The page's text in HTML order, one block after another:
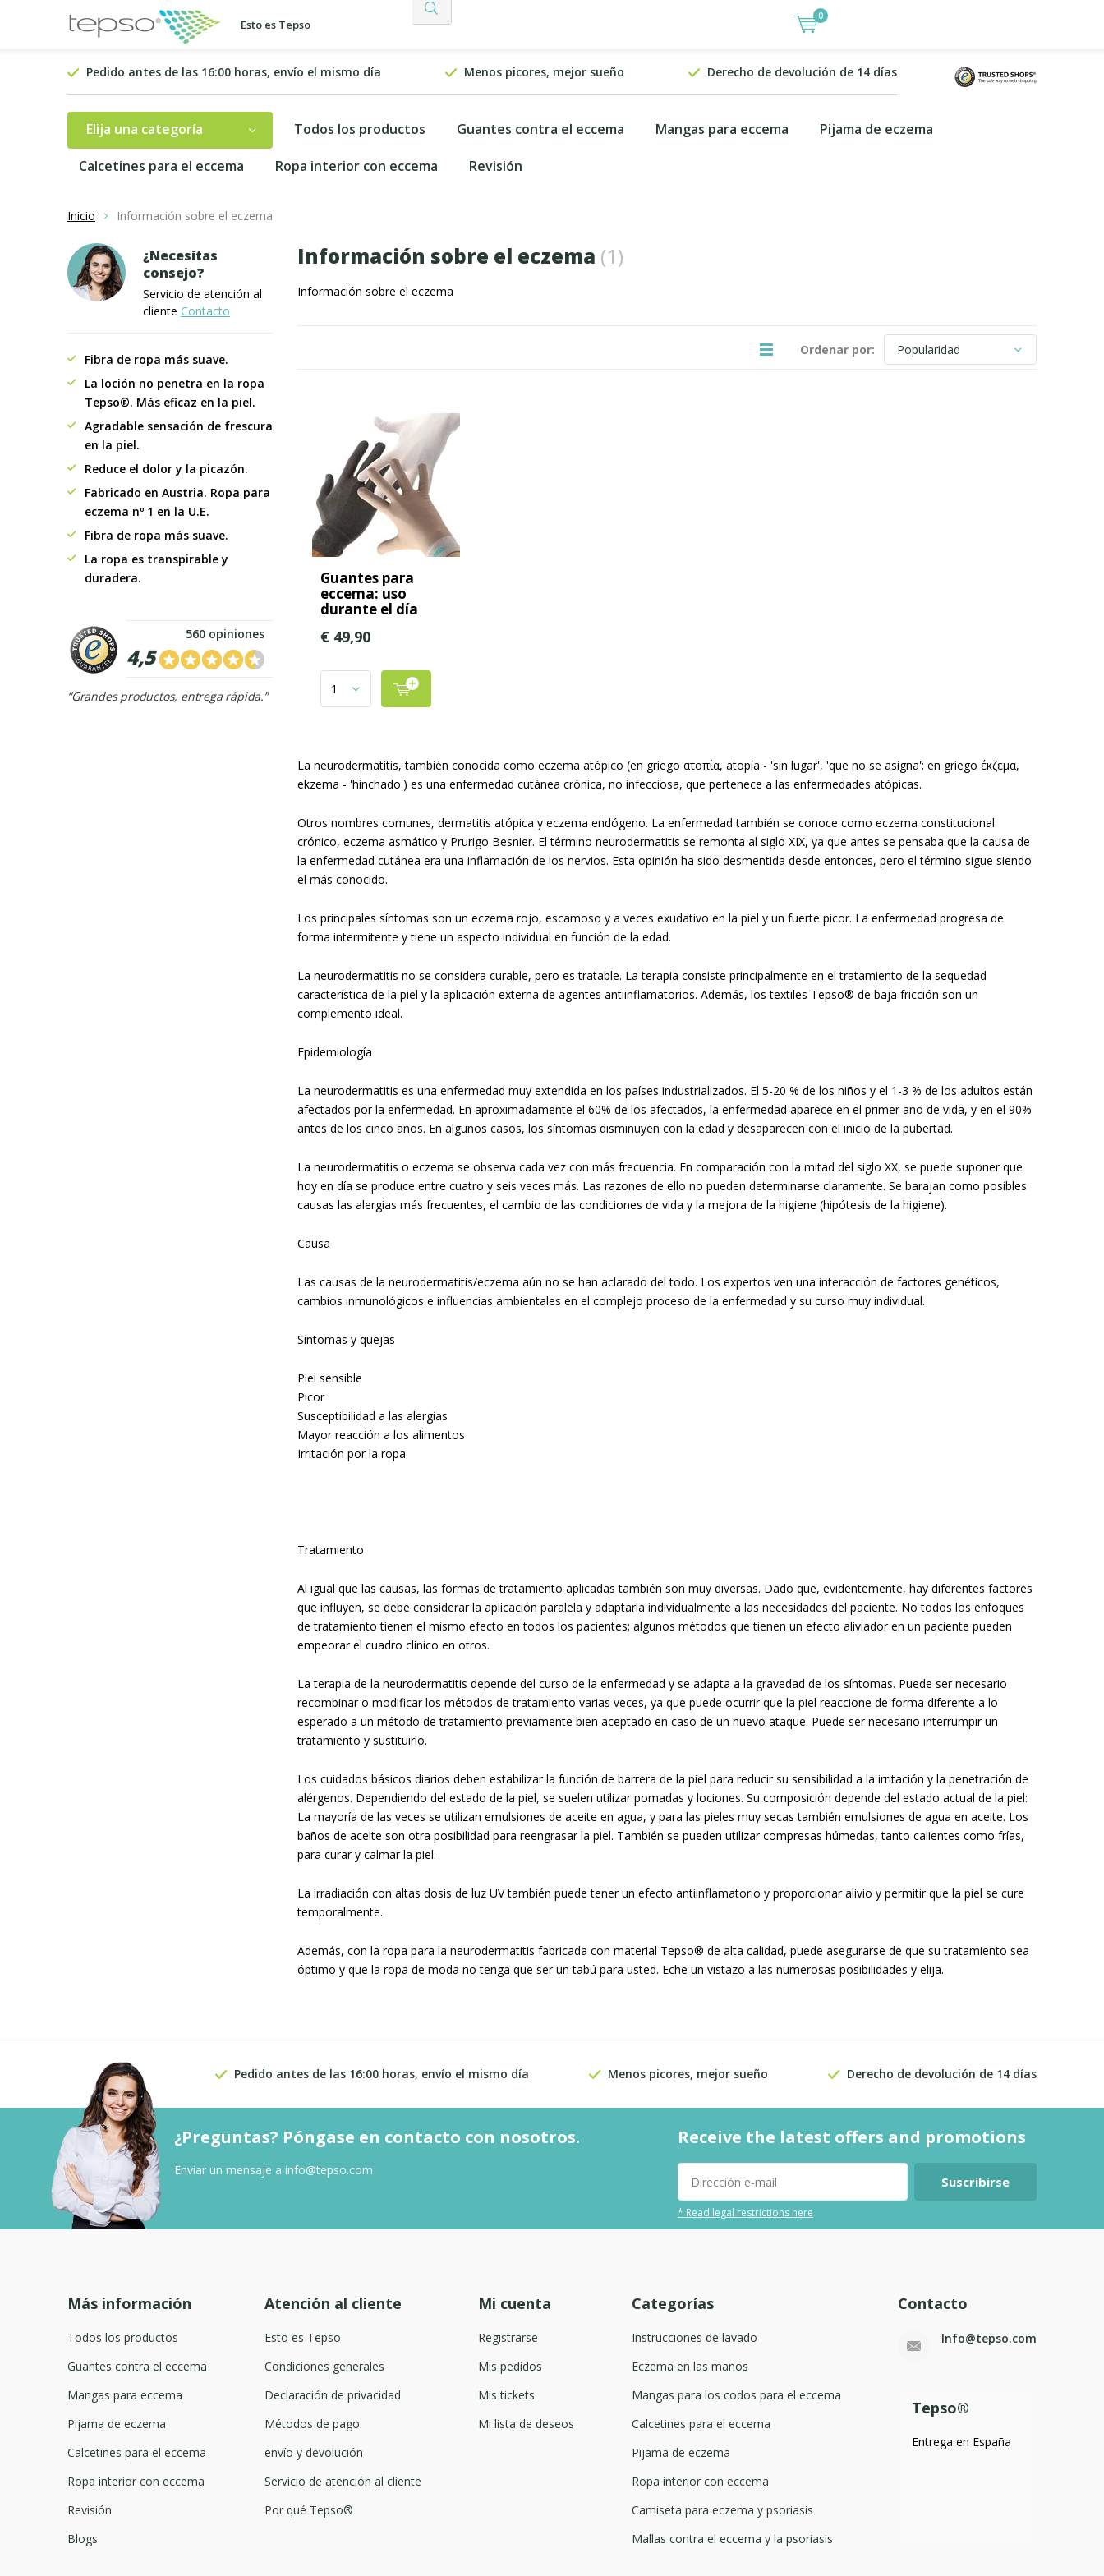
Esto es Tepso
0
Pedido antes de las 16:00 horas, envío el mismo día Menos picores, mejor sueño Derecho de devolución de 14 días
Elija una categoría Todos los productos Guantes contra el eccema Mangas para eccema Pijama de eczema
Calcetines para el eccema Ropa interior con eccema Revisión
Inicio Información sobre el eczema
Información sobre el eczema (1)
Información sobre el eczema
Ordenar por:
Guantes para
eccema: uso
durante el día
€ 49,90
La neurodermatitis, también conocida como eczema atópico (en griego ατοπία, atopía - 'sin lugar', 'que no se asigna'; en griego έκζεμα,
ekzema - 'hinchado') es una enfermedad cutánea crónica, no infecciosa, que pertenece a las enfermedades atópicas.
Otros nombres comunes, dermatitis atópica y eczema endógeno. La enfermedad también se conoce como eczema constitucional
crónico, eczema asmático y Prurigo Besnier. El término neurodermatitis se remonta al siglo XIX, ya que antes se pensaba que la causa de
la enfermedad cutánea era una inflamación de los nervios. Esta opinión ha sido desmentida desde entonces, pero el término sigue siendo
el más conocido.
Los principales síntomas son un eczema rojo, escamoso y a veces exudativo en la piel y un fuerte picor. La enfermedad progresa de
forma intermitente y tiene un aspecto individual en función de la edad.
La neurodermatitis no se considera curable, pero es tratable. La terapia consiste principalmente en el tratamiento de la sequedad
característica de la piel y la aplicación externa de agentes antiinflamatorios. Además, los textiles Tepso® de baja fricción son un
complemento ideal.
Epidemiología
La neurodermatitis es una enfermedad muy extendida en los países industrializados. El 5-20 % de los niños y el 1-3 % de los adultos están
afectados por la enfermedad. En aproximadamente el 60% de los afectados, la enfermedad aparece en el primer año de vida, y en el 90%
antes de los cinco años. En algunos casos, los síntomas disminuyen con la edad y desaparecen con el inicio de la pubertad.
La neurodermatitis o eczema se observa cada vez con más frecuencia. En comparación con la mitad del siglo XX, se puede suponer que
hoy en día se produce entre cuatro y seis veces más. Las razones de ello no pueden determinarse claramente. Se barajan como posibles
causas las alergias más frecuentes, el cambio de las condiciones de vida y la mejora de la higiene (hipótesis de la higiene).
Causa
Las causas de la neurodermatitis/eczema aún no se han aclarado del todo. Los expertos ven una interacción de factores genéticos,
cambios inmunológicos e influencias ambientales en el complejo proceso de la enfermedad y su curso muy individual.
Síntomas y quejas
Piel sensible
Picor
Susceptibilidad a las alergias
Mayor reacción a los alimentos
Irritación por la ropa
Tratamiento
Al igual que las causas, las formas de tratamiento aplicadas también son muy diversas. Dado que, evidentemente, hay diferentes factores
que influyen, se debe considerar la aplicación paralela y adaptarla individualmente a las necesidades del paciente. No todos los enfoques
de tratamiento tienen el mismo efecto en todos los pacientes; algunos métodos que tienen un efecto aliviador en un paciente pueden
empeorar el cuadro clínico en otros.
La terapia de la neurodermatitis depende del curso de la enfermedad y se adapta a la gravedad de los síntomas. Puede ser necesario
recombinar o modificar los métodos de tratamiento varias veces, ya que puede ocurrir que la piel reaccione de forma diferente a lo
esperado a un método de tratamiento previamente bien aceptado en caso de un nuevo ataque. Puede ser necesario interrumpir un
tratamiento y sustituirlo.
Los cuidados básicos diarios deben estabilizar la función de barrera de la piel para reducir su sensibilidad a la irritación y la penetración de
alérgenos. Dependiendo del estado de la piel, se suelen utilizar pomadas y lociones. Su composición depende del estado actual de la piel:
La mayoría de las veces se utilizan emulsiones de aceite en agua, y para las pieles muy secas también emulsiones de agua en aceite. Los
baños de aceite son otra posibilidad para reengrasar la piel. También se pueden utilizar compresas húmedas, tanto calientes como frías,
para curar y calmar la piel.
La irradiación con altas dosis de luz UV también puede tener un efecto antiinflamatorio y proporcionar alivio y permitir que la piel se cure
temporalmente.
Además, con la ropa para la neurodermatitis fabricada con material Tepso® de alta calidad, puede asegurarse de que su tratamiento sea
óptimo y que la ropa de moda no tenga que ser un tabú para usted. Eche un vistazo a las numerosas posibilidades y elija.
¿Necesitas
consejo?
Servicio de atención al
cliente Contacto
Fibra de ropa más suave.
La loción no penetra en la ropa
Tepso®. Más eficaz en la piel.
Agradable sensación de frescura
en la piel.
Reduce el dolor y la picazón.
Fabricado en Austria. Ropa para
eczema nº 1 en la U.E.
Fibra de ropa más suave.
La ropa es transpirable y
duradera.
4,5
560 opiniones
“Grandes productos, entrega rápida.”
Pedido antes de las 16:00 horas, envío el mismo día Menos picores, mejor sueño Derecho de devolución de 14 días
¿Preguntas? Póngase en contacto con nosotros.
Enviar un mensaje a info@tepso.com
Receive the latest offers and promotions
Suscribirse
* Read legal restrictions here
Más información
Todos los productos
Guantes contra el eccema
Mangas para eccema
Pijama de eczema
Calcetines para el eccema
Ropa interior con eccema
Revisión
Blogs
Atención al cliente
Esto es Tepso
Condiciones generales
Declaración de privacidad
Métodos de pago
envío y devolución
Servicio de atención al cliente
Por qué Tepso®
Mi cuenta
Registrarse
Mis pedidos
Mis tickets
Mi lista de deseos
Categorías
Instrucciones de lavado
Eczema en las manos
Mangas para los codos para el eccema
Calcetines para el eccema
Pijama de eczema
Ropa interior con eccema
Camiseta para eczema y psoriasis
Mallas contra el eccema y la psoriasis
Contacto
Info@tepso.com
Tepso®
Entrega en España